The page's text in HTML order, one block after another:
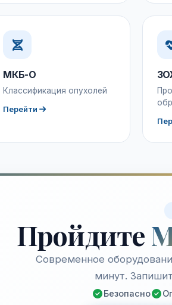
МКБ-О
Классификация опухолей
Перейти
Пройдите
Современное
минут.
Безопасно